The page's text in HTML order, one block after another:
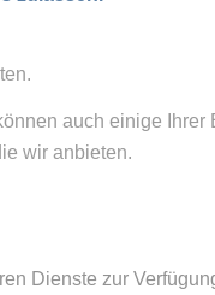
auch einige
wir anbieten.
Dienste zur